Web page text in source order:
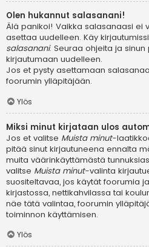
Olen hukannut salasanani!
Älä panikoi! Vaikka salasanaasi ei
asettaa uudelleen. Käy
salasanani. Seuraa ohjeita ja
kirjautumaan uudelleen.
Jos et pysty asettamaan
foorumin ylläpitäjään.
Ylös
Miksi minut kirjataan ulos
Jos et valitse Muista minut-
pitää sinut kirjautuneena ennalta
muita väärinkäyttämästä
valitse Muista minut-valinta
suositeltavaa, jos käytät foorumia
kirjastossa, nettikahvilassa tai
näe tätä valintaa, foorumin
toiminnon käyttämisen.
Ylös